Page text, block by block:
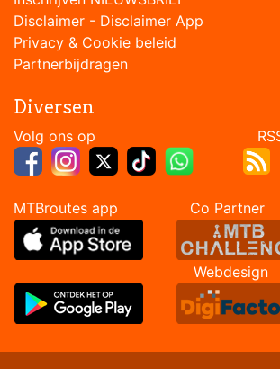
Disclaimer - Disclaimer App
Privacy & Cookie beleid
Partnerbijdragen
Diversen
Volg ons op
MTBroutes app Co Partner
Webdesign